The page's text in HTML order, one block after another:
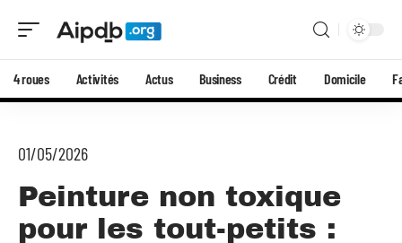
4 roues Activités Actus Business Crédit Domicile
01/05/2026
Peinture non toxique
pour les tout-petits :